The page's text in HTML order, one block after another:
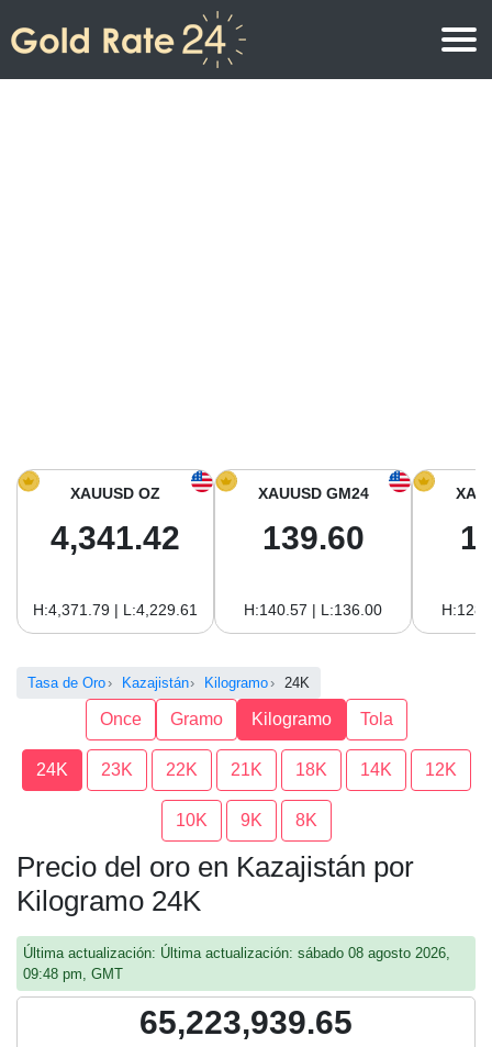
Precio del Oro hoy en América del sur
XAUUSD OZ
4,341.42
H:4,371.79 | L:4,229.61
XAUUSD GM24
139.60
H:140.57 | L:136.00
Tasa de Oro Kazajistán Kilogramo 24K
Once Gramo Kilogramo Tola
24K 23K 22K 21K 18K 14K 12K
10K 9K 8K
Precio del oro en Kazajistán por
Kilogramo 24K
Última actualización: Última actualización: sábado 08 agosto 2026,
09:48 pm, GMT
65,223,939.65